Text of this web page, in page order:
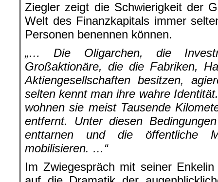
Ziegler zeigt die Schwierigkeit der
Welt des Finanzkapitals immer
Personen benennen können.
„… Die Oligarchen, die
Großaktionäre, die die Fabriken,
Aktiengesellschaften besitzen,
selten kennt man ihre wahre
wohnen sie meist Tausende
entfernt. Unter diesen
enttarnen und die öffentliche
mobilisieren. …“
Im Zwiegespräch mit seiner